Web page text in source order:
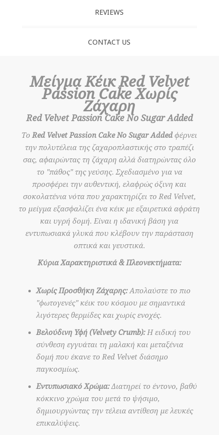
REVIEWS
CONTACT US
Μείγμα Κέικ Red Velvet
Passion Cake Χωρίς
Ζάχαρη
Red Velvet Passion Cake No Sugar Added
ΤοRed Velvet Passion Cake No Sugar Added φέρνει
την πολυτέλεια της ζαχαροπλαστικής στο τραπέζι
σας, αφαιρώντας τη ζάχαρη αλλά διατηρώντας όλο
το "πάθος" της γεύσης. Σχεδιασμένο για να
προσφέρει την αυθεντική, ελαφρώς όξινη και
σοκολατένια νότα που χαρακτηρίζει το Red Velvet,
το μείγμα εξασφαλίζει ένα κέικ με εξαιρετικά αφράτη
και υγρή δομή. Είναι η ιδανική βάση για
εντυπωσιακά γλυκά που κλέβουν την παράσταση
οπτικά και γευστικά.
Κύρια Χαρακτηριστικά & Πλεονεκτήματα:
Χωρίς Προσθήκη Ζάχαρης:Απολαύστε το πιο
"φωτογενές" κέικ του κόσμου με σημαντικά
λιγότερες θερμίδες και χωρίς ενοχές.
Βελούδινη Υφή (Velvety Crumb):Η ειδική του
σύνθεση εγγυάται τη μαλακή και μεταξένια
δομή που έκανε το Red Velvet διάσημο
παγκοσμίως.
Εντυπωσιακό Χρώμα:Διατηρεί το έντονο, βαθύ
κόκκινο χρώμα του μετά το ψήσιμο,
δημιουργώντας την τέλεια αντίθεση με λευκές
επικαλύψεις.